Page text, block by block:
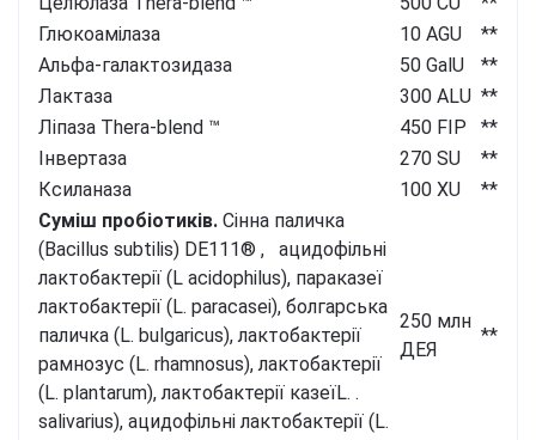
Глюкоамілаза
10 AGU
**
Альфа-галактозидаза
50 GalU
**
Лактаза
300 ALU **
Ліпаза Thera-blend ™ 450 FIP
**
Інвертаза
270 SU
**
Ксиланаза
100 XU
**
Суміш пробіотиків. Сінна паличка
(Bacillus subtilis) DE111® ,
ацидофільні
лактобактерії (L acidophilus), параказеї
лактобактерії (L. paracasei), болгарська
паличка (L. bulgaricus), лактобактерії
рамнозус (L. rhamnosus), лактобактерії
(L. plantarum), лактобактерії казеїL. .
salivarius), ацидофільні лактобактерії (L.
250 млн
ДЕЯ
**